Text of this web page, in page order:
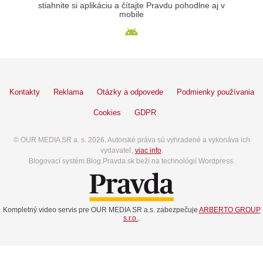
stiahnite si aplikáciu a čítajte Pravdu pohodlne aj v
mobile
Kontakty Reklama Otázky a odpovede Podmienky používania
Cookies GDPR
© OUR MEDIA SR a. s. 2026. Autorské práva sú vyhradené a vykonáva ich
vydavateľ, viac info.
Blogovací systém Blog.Pravda.sk beží na technológií Wordpress.
Kompletný video servis pre OUR MEDIA SR a.s. zabezpečuje ARBERTO GROUP
s.r.o.